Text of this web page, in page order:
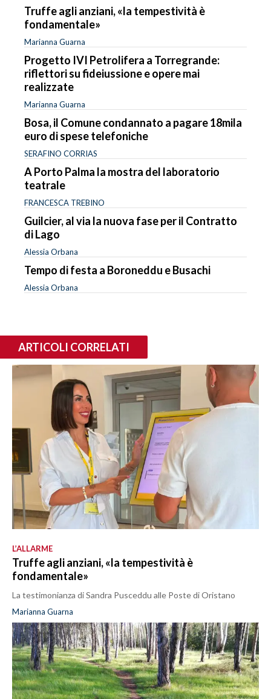
Truffe agli anziani, «la tempestività è
fondamentale»
Marianna Guarna
Progetto IVI Petrolifera a Torregrande:
riflettori su fideiussione e opere mai
realizzate
Marianna Guarna
Bosa, il Comune condannato a pagare 18mila
euro di spese telefoniche
SERAFINO CORRIAS
A Porto Palma la mostra del laboratorio
teatrale
FRANCESCA TREBINO
Guilcier, al via la nuova fase per il Contratto
di Lago
Alessia Orbana
Tempo di festa a Boroneddu e Busachi
Alessia Orbana
ARTICOLI CORRELATI
L’ALLARME
Truffe agli anziani, «la tempestività è
fondamentale»
La testimonianza di Sandra Pusceddu alle Poste di Oristano
Marianna Guarna